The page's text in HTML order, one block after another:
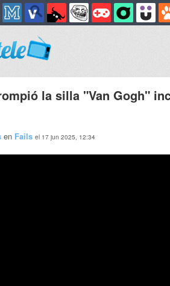
la silla "Van Gogh"
en Fails el 17 jun 2025, 12:34